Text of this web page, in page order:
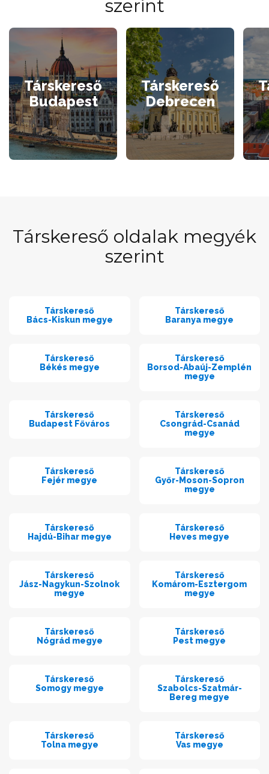
szerint
Társkereső
Budapest
Társkereső
Debrecen
Társkereső oldalak megyék
szerint
Társkereső
Bács-Kiskun megye
Társkereső
Baranya megye
Társkereső
Békés megye
Társkereső
Borsod-Abaúj-Zemplén
megye
Társkereső
Budapest Főváros
Társkereső
Csongrád-Csanád
megye
Társkereső
Fejér megye
Társkereső
Győr-Moson-Sopron
megye
Társkereső
Hajdú-Bihar megye
Társkereső
Heves megye
Társkereső
Jász-Nagykun-Szolnok
megye
Társkereső
Komárom-Esztergom
megye
Társkereső
Nógrád megye
Társkereső
Pest megye
Társkereső
Somogy megye
Társkereső
Szabolcs-Szatmár-
Bereg megye
Társkereső
Tolna megye
Társkereső
Vas megye